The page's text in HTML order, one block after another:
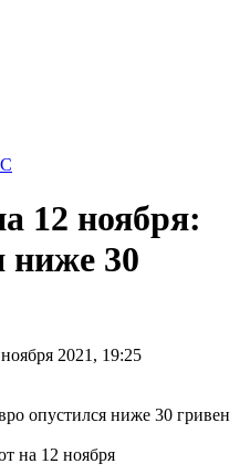
12 ноября:
ниже 30
2021, 19:25
на 12 ноября